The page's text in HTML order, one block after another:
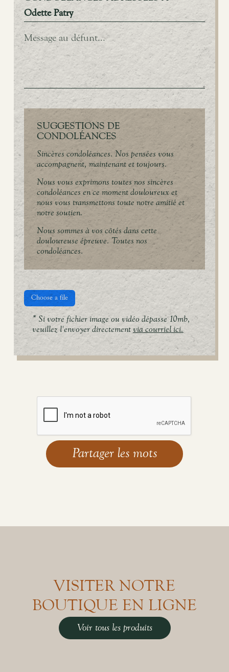
Odette Patry
SUGGESTIONS DE
CONDOLÉANCES
Sincères condoléances. Nos pensées vous
accompagnent, maintenant et toujours.
Nous vous exprimons toutes nos sincères
condoléances en ce moment douloureux et
nous vous transmettons toute notre amitié et
notre soutien.
Nous sommes à vos côtés dans cette
douloureuse épreuve. Toutes nos
condoléances.
Choose a file
* Si votre fichier image ou vidéo dépasse 10mb,
veuillez l'envoyer directement via courriel ici.
VISITER NOTRE
BOUTIQUE EN LIGNE
Voir tous les produits